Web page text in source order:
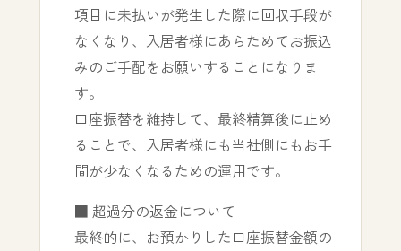
項目に未払いが発生した際に回収手段が
なくなり、入居者様にあらためてお振込
みのご手配をお願いすることになりま
す。
口座振替を維持して、最終精算後に止め
ることで、入居者様にも当社側にもお手
間が少なくなるための運用です。
■ 超過分の返金について
最終的に、お預かりした口座振替金額の